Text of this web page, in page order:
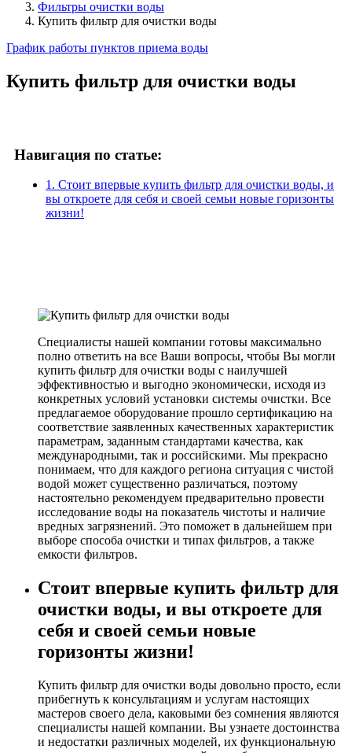
Фильтры очистки воды
Купить фильтр для очистки воды
График работы пунктов приема воды
Купить фильтр для очистки воды
Навигация по статье:
1. Стоит впервые купить фильтр для очистки воды, и
вы откроете для себя и своей семьи новые горизонты
жизни!
Специалисты нашей компании готовы максимально
полно ответить на все Ваши вопросы, чтобы Вы могли
купить фильтр для очистки воды с наилучшей
эффективностью и выгодно экономически, исходя из
конкретных условий установки системы очистки. Все
предлагаемое оборудование прошло сертификацию на
соответствие заявленных качественных характеристик
параметрам, заданным стандартами качества, как
международными, так и российскими. Мы прекрасно
понимаем, что для каждого региона ситуация с чистой
водой может существенно различаться, поэтому
настоятельно рекомендуем предварительно провести
исследование воды на показатель чистоты и наличие
вредных загрязнений. Это поможет в дальнейшем при
выборе способа очистки и типах фильтров, а также
емкости фильтров.
Стоит впервые купить фильтр для
очистки воды, и вы откроете для
себя и своей семьи новые
горизонты жизни!
Купить фильтр для очистки воды довольно просто, если
прибегнуть к консультациям и услугам настоящих
мастеров своего дела, каковыми без сомнения являются
специалисты нашей компании. Вы узнаете достоинства
и недостатки различных моделей, их функциональную